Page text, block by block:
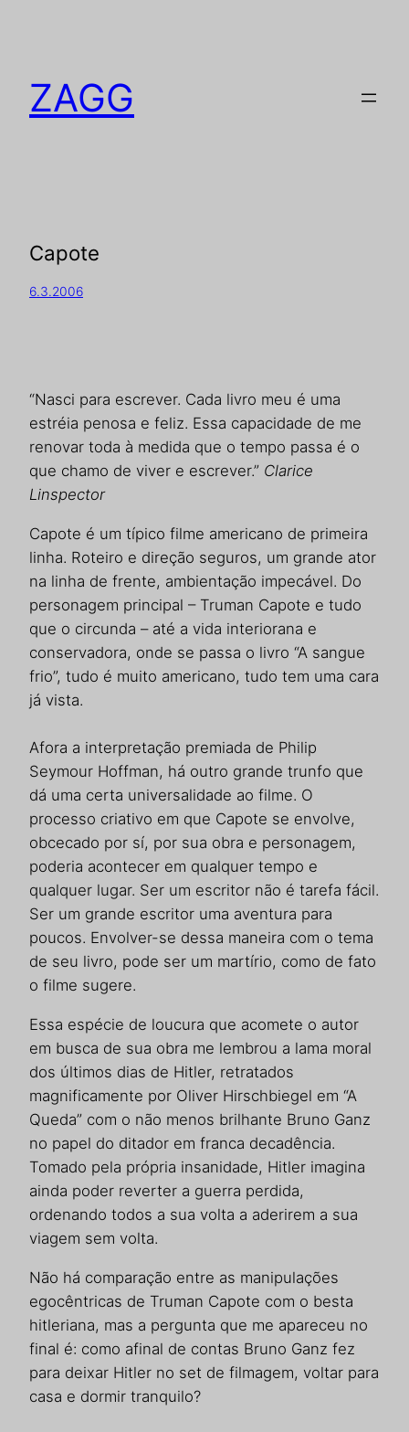
ZAGG
Capote
6.3.2006
“Nasci para escrever. Cada livro meu é uma
estréia penosa e feliz. Essa capacidade de me
renovar toda à medida que o tempo passa é o
que chamo de viver e escrever.” Clarice
Linspector
Capote é um típico filme americano de primeira
linha. Roteiro e direção seguros, um grande ator
na linha de frente, ambientação impecável. Do
personagem principal – Truman Capote e tudo
que o circunda – até a vida interiorana e
conservadora, onde se passa o livro “A sangue
frio”, tudo é muito americano, tudo tem uma cara
já vista.
Afora a interpretação premiada de Philip
Seymour Hoffman, há outro grande trunfo que
dá uma certa universalidade ao filme. O
processo criativo em que Capote se envolve,
obcecado por sí, por sua obra e personagem,
poderia acontecer em qualquer tempo e
qualquer lugar. Ser um escritor não é tarefa fácil.
Ser um grande escritor uma aventura para
poucos. Envolver-se dessa maneira com o tema
de seu livro, pode ser um martírio, como de fato
o filme sugere.
Essa espécie de loucura que acomete o autor
em busca de sua obra me lembrou a lama moral
dos últimos dias de Hitler, retratados
magnificamente por Oliver Hirschbiegel em “A
Queda” com o não menos brilhante Bruno Ganz
no papel do ditador em franca decadência.
Tomado pela própria insanidade, Hitler imagina
ainda poder reverter a guerra perdida,
ordenando todos a sua volta a aderirem a sua
viagem sem volta.
Não há comparação entre as manipulações
egocêntricas de Truman Capote com o besta
hitleriana, mas a pergunta que me apareceu no
final é: como afinal de contas Bruno Ganz fez
para deixar Hitler no set de filmagem, voltar para
casa e dormir tranquilo?